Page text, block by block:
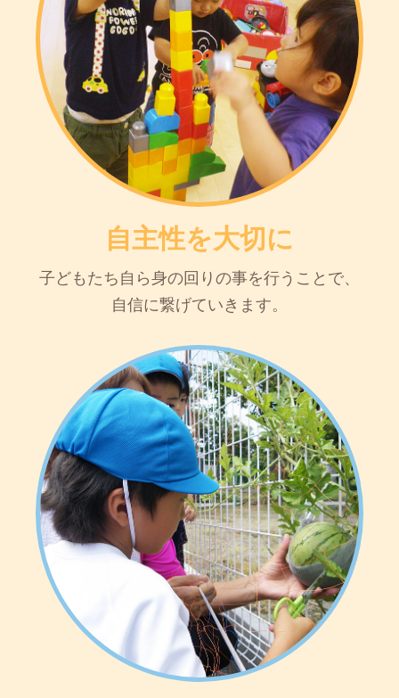
自主性を大切に
子どもたち自ら身の回りの事を行うことで、
自信に繋げていきます。